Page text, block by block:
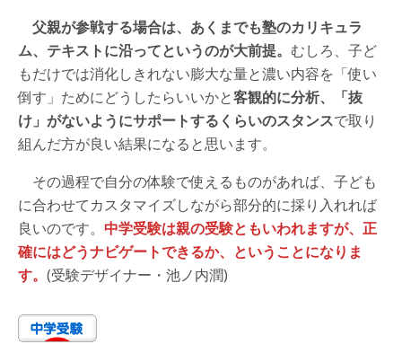
父親が参戦する場合は、あくまでも塾のカリキュラ
ム、テキストに沿ってというのが大前提。 むしろ、子ど
もだけでは消化しきれない膨大な量と濃い内容を「使い
倒す」ためにどうしたらいいかと客観的に分析、「抜
け」がないようにサポートするくらいのスタンスで取り
組んだ方が良い結果になると思います。
その過程で自分の体験で使えるものがあれば、子ども
に合わせてカスタマイズしながら部分的に採り入れれば
良いのです。 中学受験は親の受験ともいわれますが、正
確にはどうナビゲートできるか、ということになりま
す。 (受験デザイナー・池ノ内潤)